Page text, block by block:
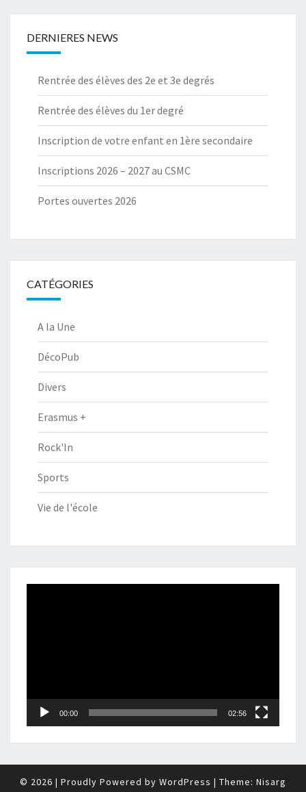
DERNIERES NEWS
Rentrée des élèves des 2e et 3e degrés
Rentrée des élèves du 1er degré
Inscription de votre enfant en 1ère secondaire
Inscriptions 2026 – 2027 au CSMC
Portes ouvertes 2026
CATÉGORIES
A la Une
DécoPub
Divers
Erasmus +
Rock'In
Sports
Vie de l'école
00:00 02:56
© 2026 | Proudly Powered by WordPress | Theme: Nisarg